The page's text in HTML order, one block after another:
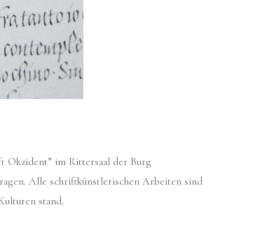
Okzident” im Rittersaal der Burg
Alle schriftkünstlerischen Arbeiten sind
stand.